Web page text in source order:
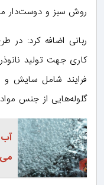
روش سبز و دوست‌دار
ربانی اضافه کرد: در
کاری جهت تولید
فرایند شامل سایش و
گلوله‌هایی از جنس